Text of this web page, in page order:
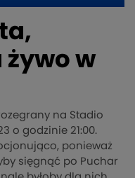
w
na Stadio
o godzinie 21:00.
ponieważ
sięgnąć po Puchar